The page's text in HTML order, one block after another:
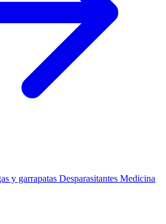
y garrapatas Desparasitantes Medicina